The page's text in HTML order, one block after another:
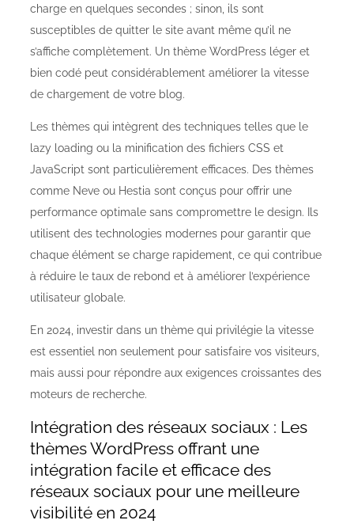
charge en quelques secondes ; sinon, ils sont
susceptibles de quitter le site avant même qu’il ne
s’affiche complètement. Un thème WordPress léger et
bien codé peut considérablement améliorer la vitesse
de chargement de votre blog.
Les thèmes qui intègrent des techniques telles que le
lazy loading ou la minification des fichiers CSS et
JavaScript sont particulièrement efficaces. Des thèmes
comme Neve ou Hestia sont conçus pour offrir une
performance optimale sans compromettre le design. Ils
utilisent des technologies modernes pour garantir que
chaque élément se charge rapidement, ce qui contribue
à réduire le taux de rebond et à améliorer l’expérience
utilisateur globale.
En 2024, investir dans un thème qui privilégie la vitesse
est essentiel non seulement pour satisfaire vos visiteurs,
mais aussi pour répondre aux exigences croissantes des
moteurs de recherche.
Intégration des réseaux sociaux : Les
thèmes WordPress offrant une
intégration facile et efficace des
réseaux sociaux pour une meilleure
visibilité en 2024